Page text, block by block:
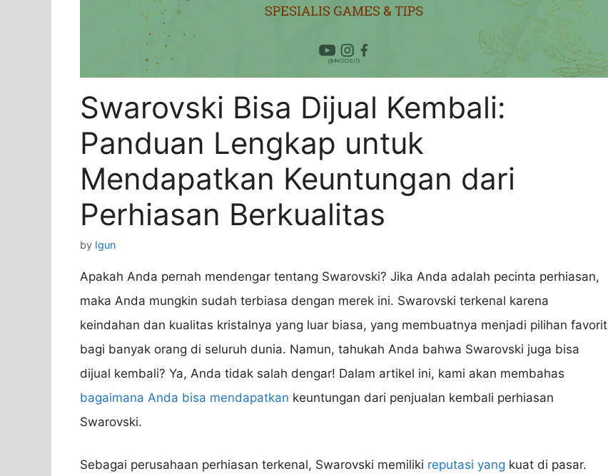
Swarovski Bisa Dijual Kembali:
Panduan Lengkap untuk
Mendapatkan Keuntungan dari
Perhiasan Berkualitas
by Igun
Apakah Anda pernah mendengar tentang Swarovski? Jika Anda adalah pecinta perhiasan,
maka Anda mungkin sudah terbiasa dengan merek ini. Swarovski terkenal karena
keindahan dan kualitas kristalnya yang luar biasa, yang membuatnya menjadi pilihan favorit
bagi banyak orang di seluruh dunia. Namun, tahukah Anda bahwa Swarovski juga bisa
dijual kembali? Ya, Anda tidak salah dengar! Dalam artikel ini, kami akan membahas
bagaimana Anda bisa mendapatkan keuntungan dari penjualan kembali perhiasan
Swarovski.
Sebagai perusahaan perhiasan terkenal, Swarovski memiliki reputasi yang kuat di pasar.